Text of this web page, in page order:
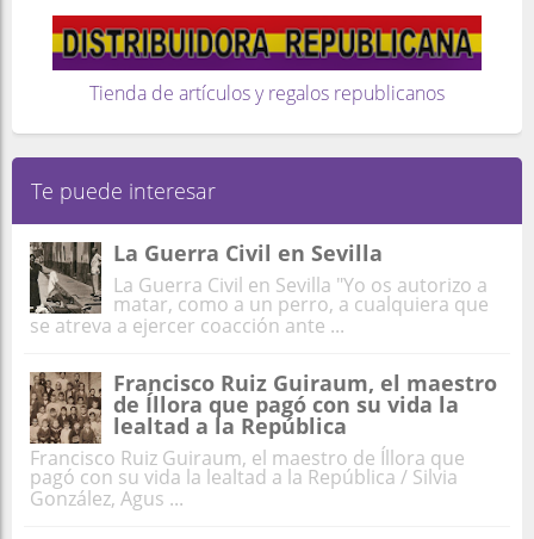
Tienda de artículos y regalos republicanos
Te puede interesar
La Guerra Civil en Sevilla
La Guerra Civil en Sevilla "Yo os autorizo a
matar, como a un perro, a cualquiera que
se atreva a ejercer coacción ante ...
Francisco Ruiz Guiraum, el maestro
de Íllora que pagó con su vida la
lealtad a la República
Francisco Ruiz Guiraum, el maestro de Íllora que
pagó con su vida la lealtad a la República / Silvia
González, Agus ...